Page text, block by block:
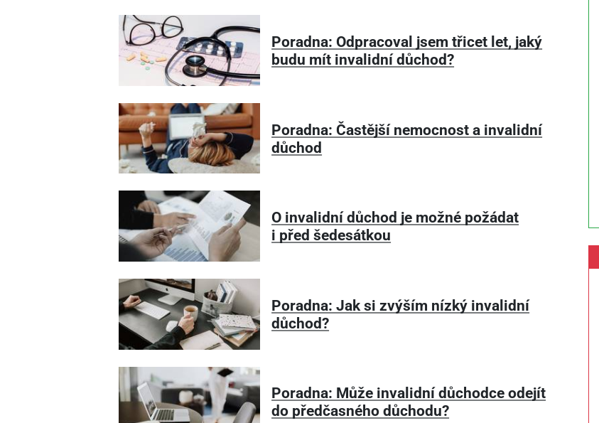
Poradna: Odpracoval jsem třicet let, jaký
budu mít invalidní důchod?
Poradna: Častější nemocnost a invalidní
důchod
O invalidní důchod je možné požádat
i před šedesátkou
Poradna: Jak si zvýším nízký invalidní
důchod?
Poradna: Může invalidní důchodce odejít
do předčasného důchodu?